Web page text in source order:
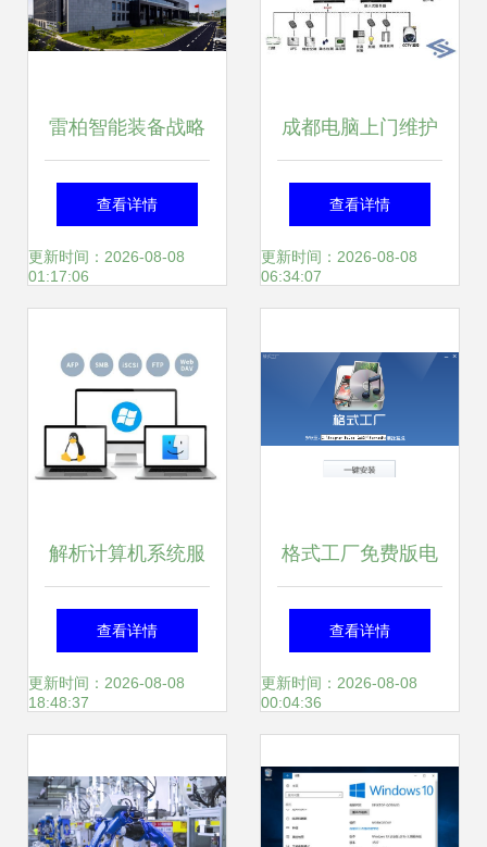
雷柏智能装备战略
聚焦仓储物流数字
孪生技术
查看详情
更新时间：2026-08-08
01:17:06
成都电脑上门维护
专业台式机与笔记
本系统服务揭秘
查看详情
更新时间：2026-08-08
06:34:07
解析计算机系统服
务 构建数字化运营
的坚实基石
查看详情
更新时间：2026-08-08
18:48:37
格式工厂免费版电
脑版下载指南 官网
与51资源下载详解
查看详情
更新时间：2026-08-08
00:04:36